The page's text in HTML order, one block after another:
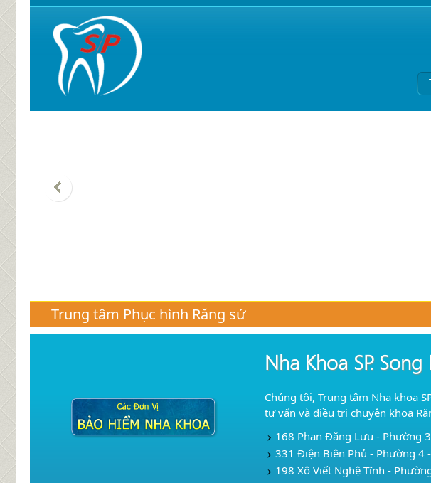
Trung tâm Phục hình Răng sứ
Nha Khoa SP. Song
Chúng tôi, Trung tâm Nha khoa
tư vấn và điều trị chuyên khoa
168 Phan Đăng Lưu - Phường
331 Điện Biên Phủ - Phường 4
198 Xô Viết Nghệ Tĩnh -